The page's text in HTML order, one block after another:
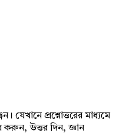
যেখানে প্রশ্নোত্তরের মাধ্যমে
করুন, উত্তর দিন, জ্ঞান